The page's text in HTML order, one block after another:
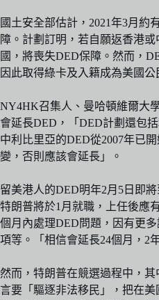
國土安全部估計，2021年3月約
障。計劃訂明，若自願返香港
國，將喪失DED保障。然而，
因此取得綠卡及入籍成為美國公
NY4HK召集人、曼哈頓維爾大
會延長DED，「DED計劃還包
中利比里亞的DED從2007年已
變，否則應該會延長」。
留美港人的DED明年2月5日即
特朗普將於1月就職，上任後應
個月內處理DED問題，因有更
項等。「相信會延長24個月，2
然而，特朗普在競選過程中，
言要「驅逐非法移民」，把在